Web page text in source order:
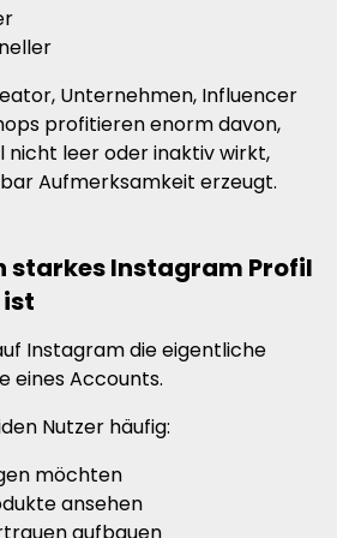
Unternehmen, Influencer
profitieren enorm davon,
nicht leer oder inaktiv wirkt,
Aufmerksamkeit erzeugt.
starkes Instagram Profil
Instagram die eigentliche
eines Accounts.
Nutzer häufig:
möchten
ansehen